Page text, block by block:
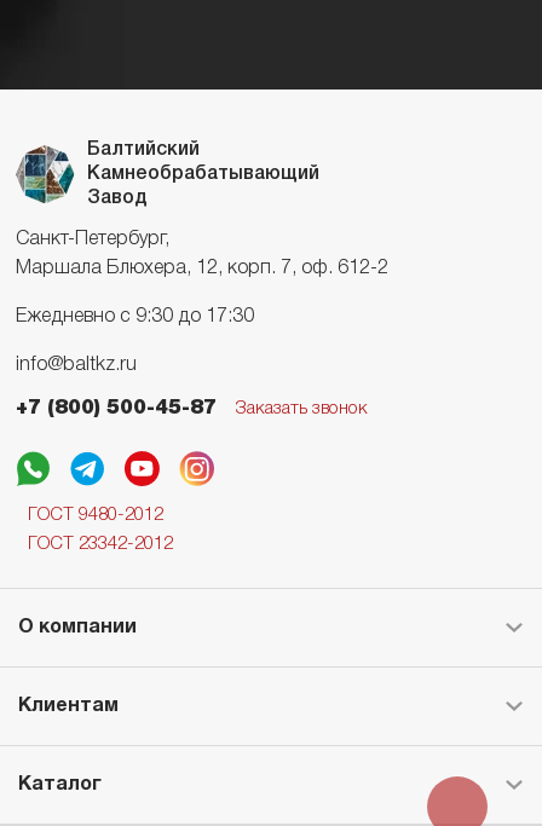
Балтийский
Камнеобрабатывающий
Завод
Санкт-Петербург,
Маршала Блюхера, 12, корп. 7, оф. 612-2
Ежедневно с 9:30 до 17:30
info@baltkz.ru
+7 (800) 500-45-87 Заказать звонок
ГОСТ 9480-2012
ГОСТ 23342-2012
О компании
Клиентам
Каталог